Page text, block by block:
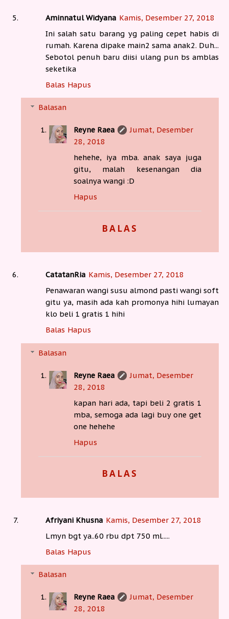
Aminnatul Widyana Kamis, Desember 27, 2018
Ini salah satu barang yg paling cepet habis di
rumah. Karena dipake main2 sama anak2. Duh...
Sebotol penuh baru diisi ulang pun bs amblas
seketika
Balas Hapus
Balasan
Reyne Raea
Jumat, Desember
28, 2018
hehehe, iya mba. anak saya juga
gitu, malah kesenangan dia
soalnya wangi :D
Hapus
BALAS
CatatanRia Kamis, Desember 27, 2018
Penawaran wangi susu almond pasti wangi soft
gitu ya, masih ada kah promonya hihi lumayan
klo beli 1 gratis 1 hihi
Balas Hapus
Balasan
Reyne Raea
Jumat, Desember
28, 2018
kapan hari ada, tapi beli 2 gratis 1
mba, semoga ada lagi buy one get
one hehehe
Hapus
BALAS
Afriyani Khusna Kamis, Desember 27, 2018
Lmyn bgt ya..60 rbu dpt 750 ml.....
Balas Hapus
Balasan
Reyne Raea
Jumat, Desember
28, 2018